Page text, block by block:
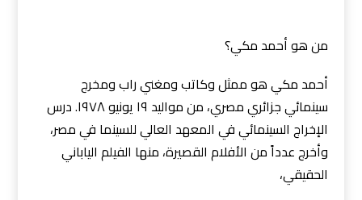
من هو أحمد مكي؟
أحمد مكي هو ممثل وكاتب ومغني راب ومخرج
سينمائي جزائري مصري، من مواليد ١٩ يونيو ١٩٧٨. درس
الإخراج السينمائي في المعهد العالي للسينما في مصر،
وأخرج عدداً من الأفلام القصيرة، منها الفيلم الياباني
الحقيقي،